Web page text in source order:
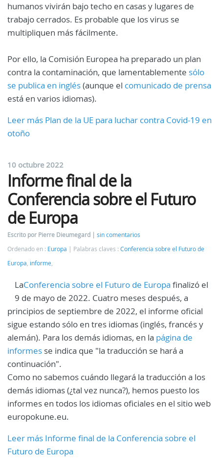
humanos vivirán bajo techo en casas y lugares de
trabajo cerrados. Es probable que los virus se
multipliquen más fácilmente.
Por ello, la Comisión Europea ha preparado un plan
contra la contaminación, que lamentablemente sólo
se publica en inglés(aunque el comunicado de prensa
está en varios idiomas).
Leer más Plan de la UE para luchar contra Covid-19 en
otoño
10 octubre 2022
Informe final de la
Conferencia sobre el Futuro
de Europa
Escrito por Pierre Dieumegard
sin comentarios
Ordenado en : Europa Palabras claves : Conferencia sobre el Futuro de
Europa, informe,
LaConferencia sobre el Futuro de Europa finalizó el
9 de mayo de 2022. Cuatro meses después, a
principios de septiembre de 2022, el informe oficial
sigue estando sólo en tres idiomas (inglés, francés y
alemán). Para los demás idiomas, en la página de
informes se indica que "la traducción se hará a
continuación".
Como no sabemos cuándo llegará la traducción a los
demás idiomas (¿tal vez nunca?), hemos puesto los
informes en todos los idiomas oficiales en el sitio web
europokune.eu.
Leer más Informe final de la Conferencia sobre el
Futuro de Europa